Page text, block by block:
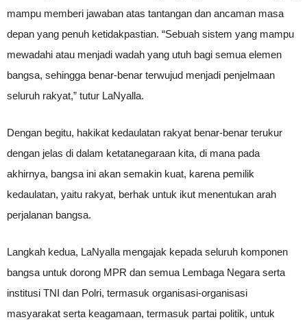
mampu memberi jawaban atas tantangan dan ancaman masa
depan yang penuh ketidakpastian. “Sebuah sistem yang mampu
mewadahi atau menjadi wadah yang utuh bagi semua elemen
bangsa, sehingga benar-benar terwujud menjadi penjelmaan
seluruh rakyat,” tutur LaNyalla.
Dengan begitu, hakikat kedaulatan rakyat benar-benar terukur
dengan jelas di dalam ketatanegaraan kita, di mana pada
akhirnya, bangsa ini akan semakin kuat, karena pemilik
kedaulatan, yaitu rakyat, berhak untuk ikut menentukan arah
perjalanan bangsa.
Langkah kedua, LaNyalla mengajak kepada seluruh komponen
bangsa untuk dorong MPR dan semua Lembaga Negara serta
institusi TNI dan Polri, termasuk organisasi-organisasi
masyarakat serta keagamaan, termasuk partai politik, untuk